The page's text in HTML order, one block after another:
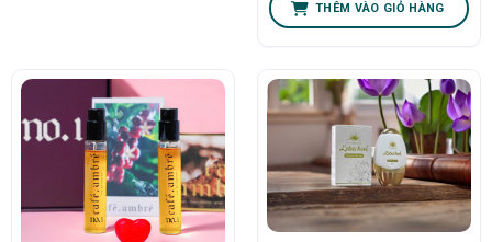
THÊM VÀO GIỎ HÀNG